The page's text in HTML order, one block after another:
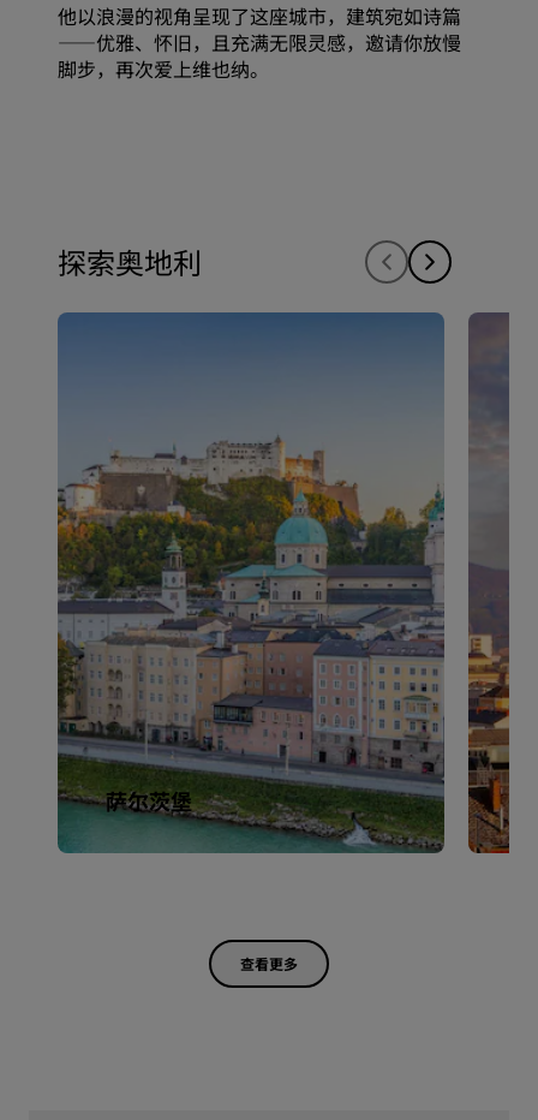
他以浪漫的视角呈现了这座城市，建筑宛如诗篇
——优雅、怀旧，且充满无限灵感，邀请你放慢
脚步，再次爱上维也纳。
探索奥地利
萨尔茨堡
查看更多